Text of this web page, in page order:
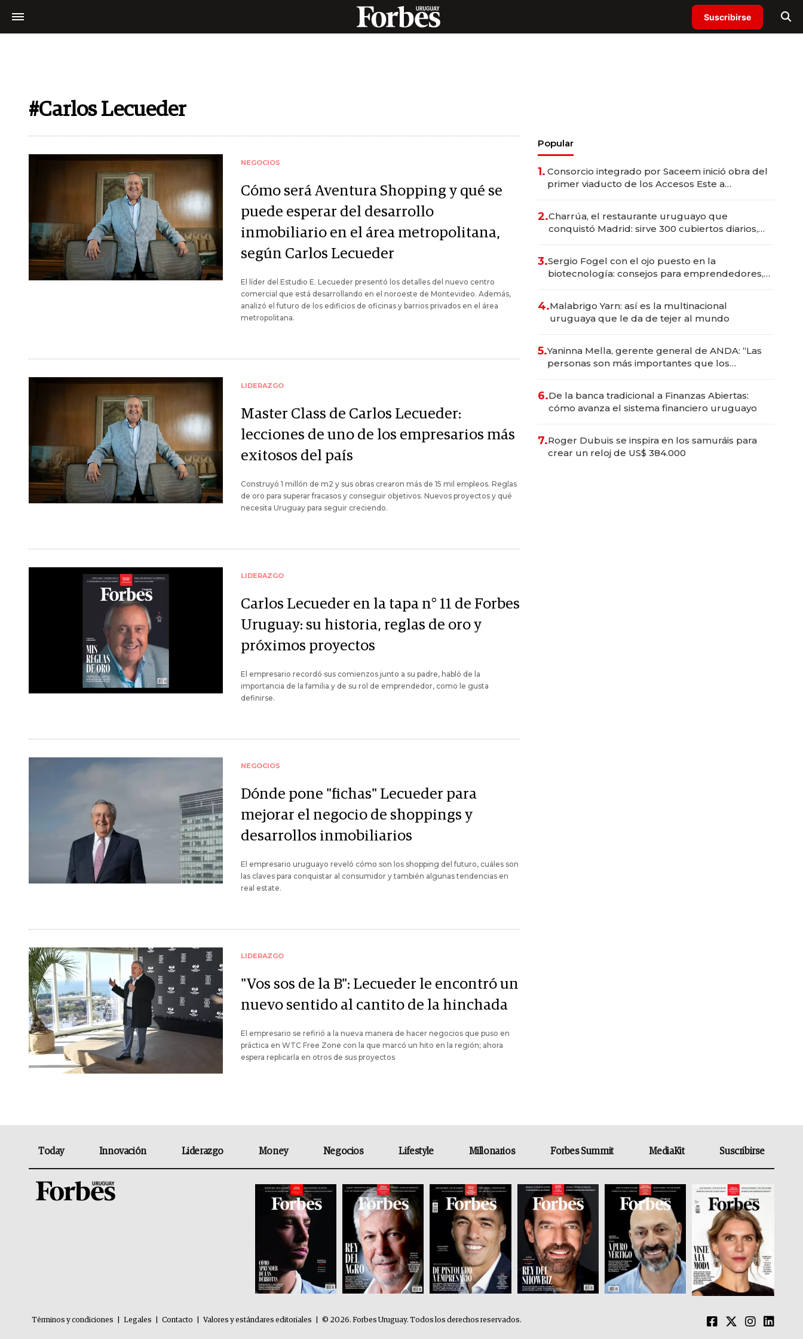
Suscribirse
#Carlos Lecueder
NEGOCIOS
Cómo será Aventura Shopping y qué se
puede esperar del desarrollo
inmobiliario en el área metropolitana,
según Carlos Lecueder
El líder del Estudio E. Lecueder presentó los detalles del nuevo centro
comercial que está desarrollando en el noroeste de Montevideo. Además,
analizó el futuro de los edificios de oficinas y barrios privados en el área
metropolitana.
LIDERAZGO
Master Class de Carlos Lecueder:
lecciones de uno de los empresarios más
exitosos del país
Construyó 1 millón de m2 y sus obras crearon más de 15 mil empleos. Reglas
de oro para superar fracasos y conseguir objetivos. Nuevos proyectos y qué
necesita Uruguay para seguir creciendo.
LIDERAZGO
Carlos Lecueder en la tapa n° 11 de Forbes
Uruguay: su historia, reglas de oro y
próximos proyectos
El empresario recordó sus comienzos junto a su padre, habló de la
importancia de la familia y de su rol de emprendedor, como le gusta
definirse.
NEGOCIOS
Dónde pone "fichas" Lecueder para
mejorar el negocio de shoppings y
desarrollos inmobiliarios
El empresario uruguayo reveló cómo son los shopping del futuro, cuáles son
las claves para conquistar al consumidor y también algunas tendencias en
real estate.
LIDERAZGO
"Vos sos de la B": Lecueder le encontró un
nuevo sentido al cantito de la hinchada
El empresario se refirió a la nueva manera de hacer negocios que puso en
práctica en WTC Free Zone con la que marcó un hito en la región; ahora
espera replicarla en otros de sus proyectos
Popular
1. Consorcio integrado por Saceem inició obra del
primer viaducto de los Accesos Este a
2.Charrúa, el restaurante uruguayo que
conquistó Madrid: sirve 300 cubiertos diarios,
3.Sergio Fogel con el ojo puesto en la
biotecnología: consejos para emprendedores,
4.Malabrigo Yarn: así es la multinacional
uruguaya que le da de tejer al mundo
5.Yaninna Mella, gerente general de ANDA: “Las
personas son más importantes que los
6.De la banca tradicional a Finanzas Abiertas:
cómo avanza el sistema financiero uruguayo
7.Roger Dubuis se inspira en los samuráis para
crear un reloj de US$ 384.000
Today Innovación Liderazgo Money Negocios Lifestyle Millonarios Forbes Summit MediaKit Suscribirse
Términos y condiciones Legales Contacto Valores y estándares editoriales © 2026. Forbes Uruguay. Todos los derechos reservados.